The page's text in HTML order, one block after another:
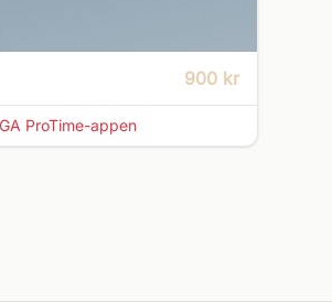
900 kr
ProTime-appen